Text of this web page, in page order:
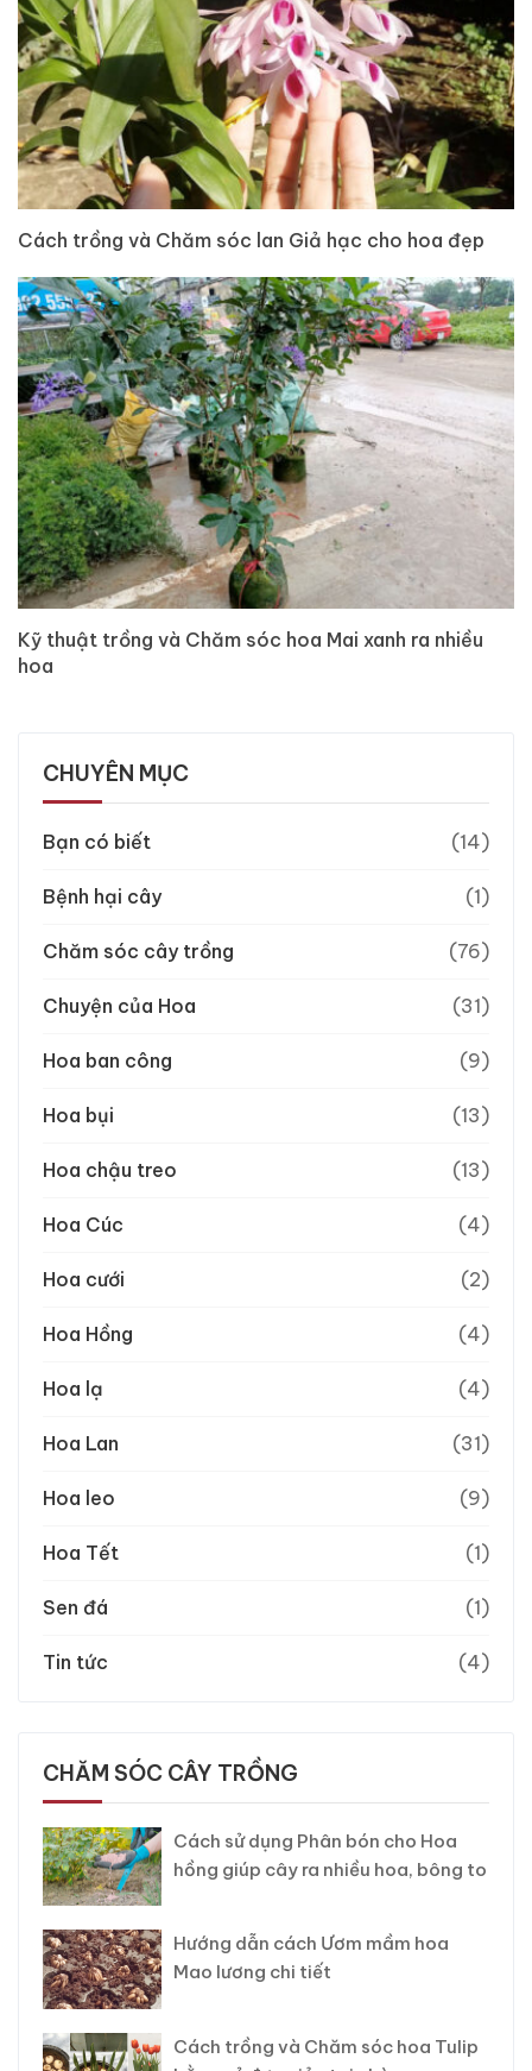
Cách trồng và Chăm sóc lan Giả hạc cho hoa đẹp
Kỹ thuật trồng và Chăm sóc hoa Mai xanh ra nhiều
hoa
CHUYÊN MỤC
Bạn có biết (14)
Bệnh hại cây (1)
Chăm sóc cây trồng (76)
Chuyện của Hoa (31)
Hoa ban công (9)
Hoa bụi (13)
Hoa chậu treo (13)
Hoa Cúc (4)
Hoa cưới (2)
Hoa Hồng (4)
Hoa lạ (4)
Hoa Lan (31)
Hoa leo (9)
Hoa Tết (1)
Sen đá (1)
Tin tức (4)
CHĂM SÓC CÂY TRỒNG
Cách sử dụng Phân bón cho Hoa
hồng giúp cây ra nhiều hoa, bông to
Hướng dẫn cách Ươm mầm hoa
Mao lương chi tiết
Cách trồng và Chăm sóc hoa Tulip